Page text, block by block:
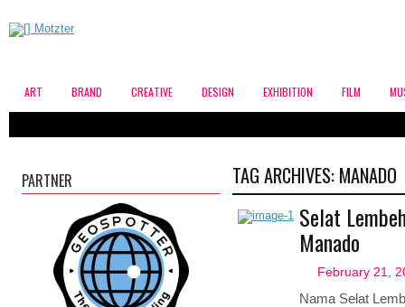
ART BRAND CREATIVE DESIGN EXHIBITION FILM
TAG ARCHIVES: MANADO
Selat
Manado
February 21,
Nama Selat
PARTNER